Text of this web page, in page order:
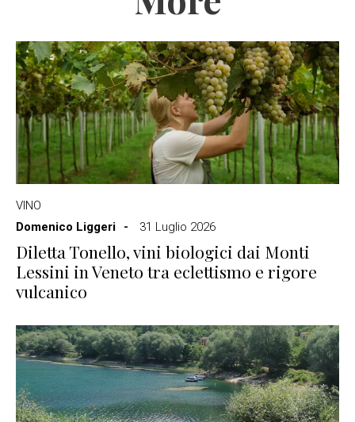
VINO
Domenico Liggeri
31 Luglio 2026
Diletta Tonello, vini biologici dai Monti
Lessini in Veneto tra eclettismo e rigore
vulcanico